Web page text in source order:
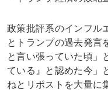
政策批評系のインフル
とトランプの過去発言
と言い張っていた頃」
ている』と認めた今」
ねとリポストを大量に